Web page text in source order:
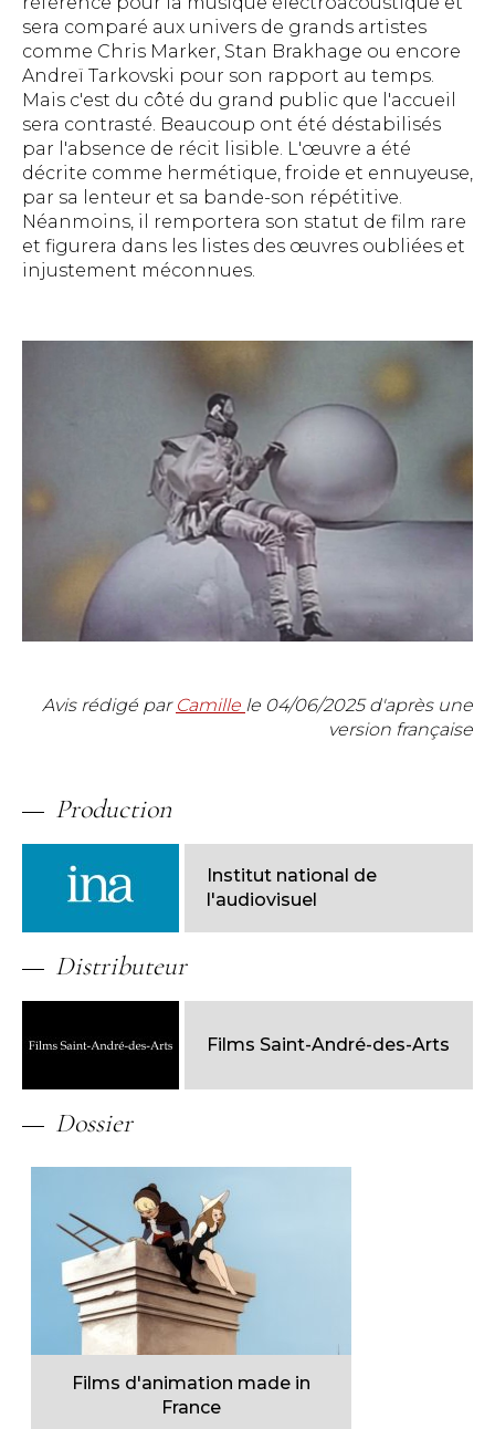
sera comparé aux univers de grands artistes
comme Chris Marker, Stan Brakhage ou encore
Andreï Tarkovski pour son rapport au temps.
Mais c'est du côté du grand public que l'accueil
sera contrasté. Beaucoup ont été déstabilisés
par l'absence de récit lisible. L'œuvre a été
décrite comme hermétique, froide et ennuyeuse,
par sa lenteur et sa bande-son répétitive.
Néanmoins, il remportera son statut de film rare
et figurera dans les listes des œuvres oubliées et
injustement méconnues.
Avis rédigé par Camille le 04/06/2025d'après une
version française
Production
Institut national de
l'audiovisuel
Distributeur
Films Saint-André-des-Arts
Dossier
Films d'animation made in
France